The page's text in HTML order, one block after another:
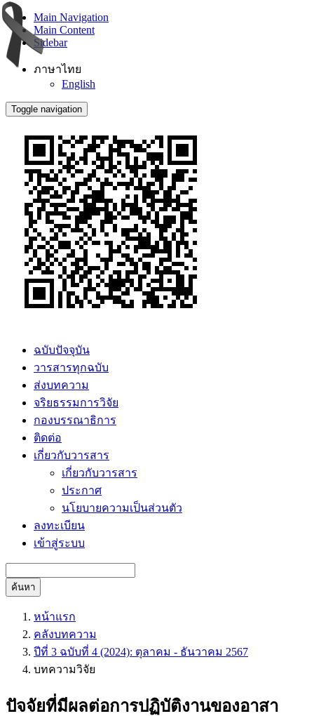
Main Navigation
Main Content
Sidebar
ภาษาไทย
English
Toggle navigation
ฉบับปัจจุบัน
วารสารทุกฉบับ
ส่งบทความ
จริยธรรมการวิจัย
กองบรรณาธิการ
ติดต่อ
เกี่ยวกับวารสาร
เกี่ยวกับวารสาร
ประกาศ
นโยบายความเป็นส่วนตัว
ลงทะเบียน
เข้าสู่ระบบ
ค้นหา
หน้าแรก
คลังบทความ
ปีที่ 3 ฉบับที่ 4 (2024): ตุลาคม - ธันวาคม 2567
บทความวิจัย
ปัจจัยที่มีผลต่อการปฏิบัติงานของอาสา